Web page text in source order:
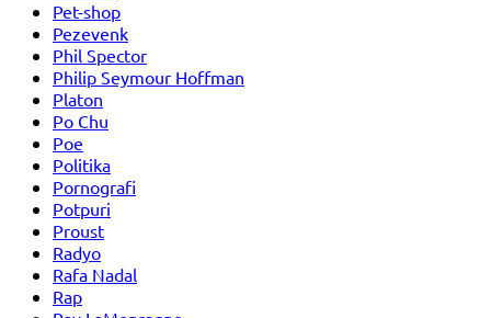
Pet-shop
Pezevenk
Phil Spector
Philip Seymour Hoffman
Platon
Po Chu
Poe
Politika
Pornografi
Potpuri
Proust
Radyo
Rafa Nadal
Rap